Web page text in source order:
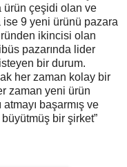
ürün çeşidi olan ve
ise 9 yeni ürünü pazara
ikincisi olan
pazarında lider
bir durum.
her zaman kolay bir
zaman yeni ürün
başarmış ve
bir şirket”